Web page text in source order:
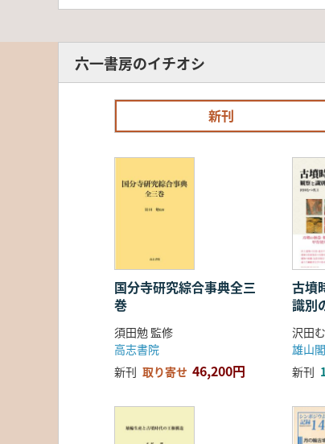
六一書房のイチオシ
新刊
国分寺研究綜合事典全三
巻
須田勉 監修
高志書院
新刊 取り寄せ 46,200円
古墳
識別
沢田
雄山閣
新刊